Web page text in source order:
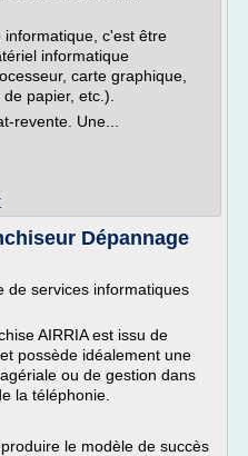
c'est être
informatique
carte graphique,
papier, etc.).
revente. Une...
Dépannage
de services informatiques
AIRRIA est issu de
possède idéalement une
ou de gestion dans
la téléphonie.
le modèle de succès